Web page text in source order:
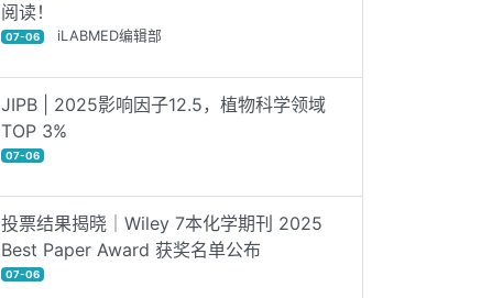
阅读！
07-06 iLABMED编辑部
JIPB | 2025影响因子12.5，植物科学领域
TOP 3%
07-06
投票结果揭晓｜Wiley 7本化学期刊 2025
Best Paper Award 获奖名单公布
07-06